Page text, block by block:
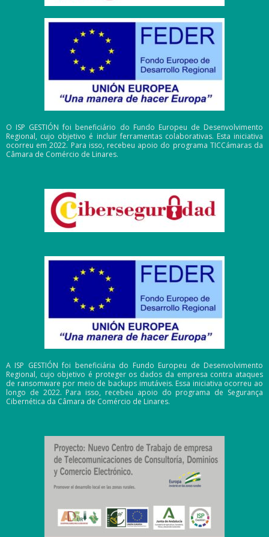
O ISP GESTIÓN foi beneficiário do Fundo Europeu de Desenvolvimento
Regional, cujo objetivo é incluir ferramentas colaborativas. Esta iniciativa
ocorreu em 2022. Para isso, recebeu apoio do programa TICCámaras da
Câmara de Comércio de Linares.
A ISP GESTIÓN foi beneficiária do Fundo Europeu de Desenvolvimento
Regional, cujo objetivo é proteger os dados da empresa contra ataques
de ransomware por meio de backups imutáveis. Essa iniciativa ocorreu ao
longo de 2022. Para isso, recebeu apoio do programa de Segurança
Cibernética da Câmara de Comércio de Linares.